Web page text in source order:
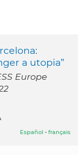
a utopia”
Europe
Español - français